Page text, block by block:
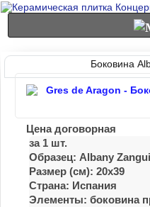
Боковина
Цена договорная
за 1 шт.
Образец: Albany
Размер (см): 20x39
Страна: Испания
Элементы: боковина